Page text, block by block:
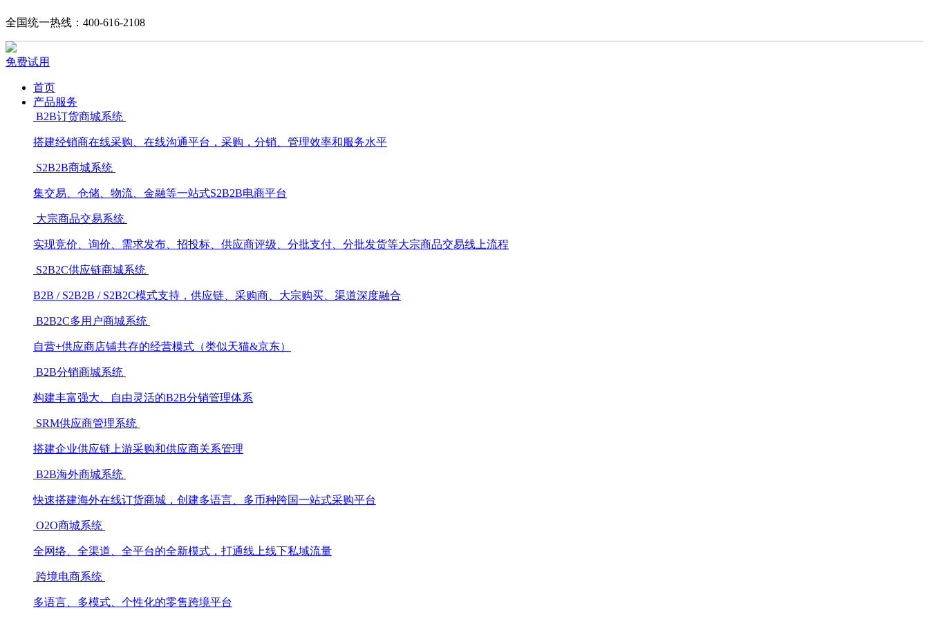
全国统一热线：400-616-2108
免费试用
首页
产品服务
B2B订货商城系统
搭建经销商在线采购、在线沟通平台，采购，分销、管理效率和服务水平
S2B2B商城系统
集交易、仓储、物流、金融等一站式S2B2B电商平台
大宗商品交易系统
实现竞价、询价、需求发布、招投标、供应商评级、分批支付、分批发货等大宗商品交易线上流程
S2B2C供应链商城系统
B2B / S2B2B / S2B2C模式支持，供应链、采购商、大宗购买、渠道深度融合
B2B2C多用户商城系统
自营+供应商店铺共存的经营模式（类似天猫&京东）
B2B分销商城系统
构建丰富强大、自由灵活的B2B分销管理体系
SRM供应商管理系统
搭建企业供应链上游采购和供应商关系管理
B2B海外商城系统
快速搭建海外在线订货商城，创建多语言、多币种跨国一站式采购平台
O2O商城系统
全网络、全渠道、全平台的全新模式，打通线上线下私域流量
跨境电商系统
多语言、多模式、个性化的零售跨境平台